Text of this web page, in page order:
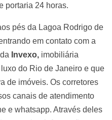
portaria 24 horas.
pés da Lagoa Rodrigo de
em contato com a
Invexo, imobiliária
do Rio de Janeiro e que
de imóveis. Os corretores
canais de atendimento
e whatsapp. Através deles